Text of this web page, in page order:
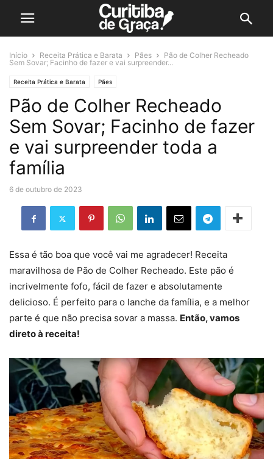
Início Receita Prática e Barata Pães
Pão de Colher Recheado
Sem Sovar; Facinho de fazer e vai surpreender...
Receita Prática e Barata Pães
Pão de Colher Recheado
Sem Sovar; Facinho de fazer
e vai surpreender toda a
família
6 de outubro de 2023
Essa é tão boa que você vai me agradecer! Receita
maravilhosa de Pão de Colher Recheado. Este pão é
incrivelmente fofo, fácil de fazer e absolutamente
delicioso. É perfeito para o lanche da família, e a melhor
parte é que não precisa sovar a massa. Então, vamos
direto à receita!